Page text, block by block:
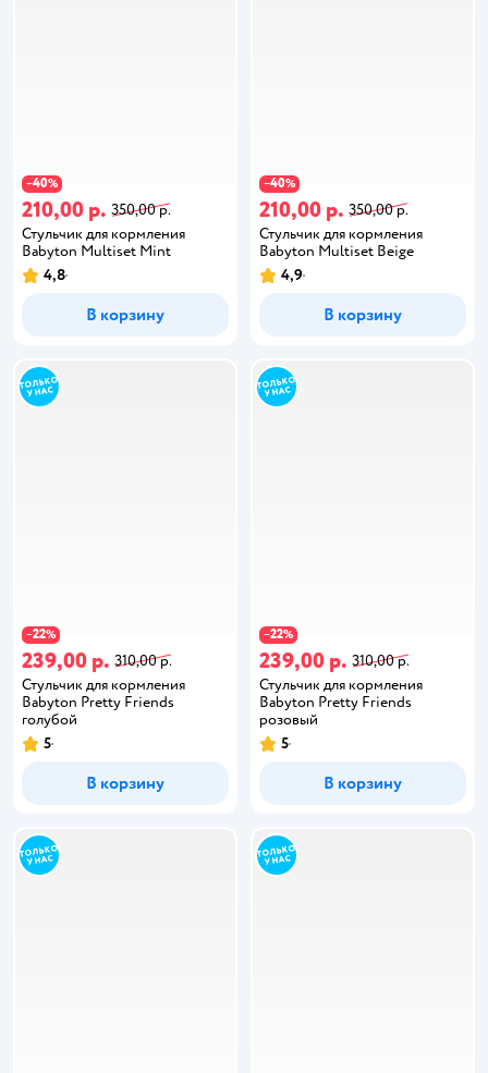
−40%
210,00 р. 350,00 р.
Стульчик для кормления
Babyton Multiset Mint
4,8
В корзину
−40%
210,00 р. 350,00 р.
Стульчик для кормления
Babyton Multiset Beige
4,9
В корзину
−22%
239,00 р. 310,00 р.
Стульчик для кормления
Babyton Pretty Friends
голубой
5
В корзину
−22%
239,00 р. 310,00 р.
Стульчик для кормления
Babyton Pretty Friends
розовый
5
В корзину